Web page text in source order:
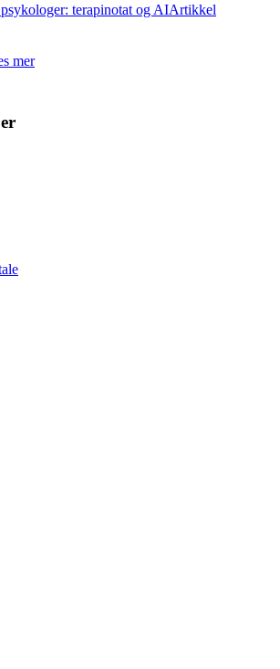
terapinotat og AIArtikkel
mer